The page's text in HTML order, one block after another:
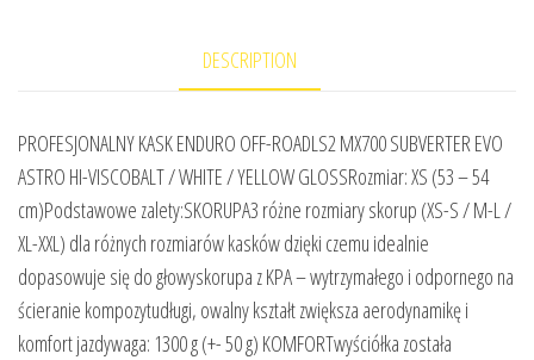
DESCRIPTION
PROFESJONALNY KASK ENDURO OFF-ROADLS2 MX700 SUBVERTER EVO
ASTRO HI-VISCOBALT / WHITE / YELLOW GLOSSRozmiar: XS (53 – 54
cm)Podstawowe zalety:SKORUPA3 różne rozmiary skorup (XS-S / M-L /
XL-XXL) dla różnych rozmiarów kasków dzięki czemu idealnie
dopasowuje się do głowyskorupa z KPA – wytrzymałego i odpornego na
ścieranie kompozytudługi, owalny kształt zwiększa aerodynamikę i
komfort jazdywaga: 1300 g (+- 50 g) KOMFORTwyściółka została